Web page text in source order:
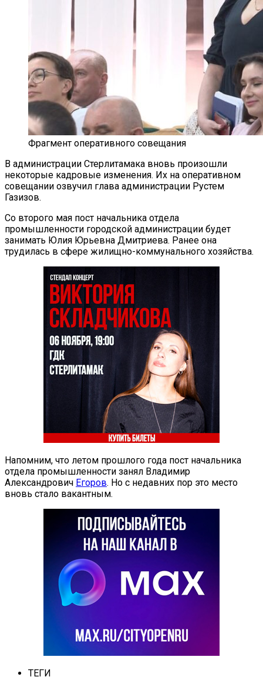
Фрагмент оперативного совещания
В администрации Стерлитамака вновь произошли
некоторые кадровые изменения. Их на оперативном
совещании озвучил глава администрации Рустем
Газизов.
Со второго мая пост начальника отдела
промышленности городской администрации будет
занимать Юлия Юрьевна Дмитриева. Ранее она
трудилась в сфере жилищно-коммунального хозяйства.
Напомним, что летом прошлого года пост начальника
отдела промышленности занял Владимир
Александрович Егоров. Но с недавних пор это место
вновь стало вакантным.
ТЕГИ